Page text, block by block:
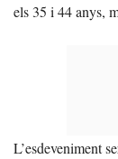
els 35 i 44 anys,
L’esdeveniment